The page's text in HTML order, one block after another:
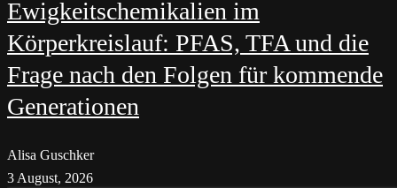
Ewigkeitschemikalien im
Körperkreislauf: PFAS, TFA und die
Frage nach den Folgen für kommende
Generationen
Alisa Guschker
3 August, 2026